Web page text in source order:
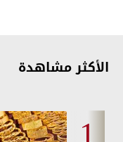
الأكثر مشاهدة